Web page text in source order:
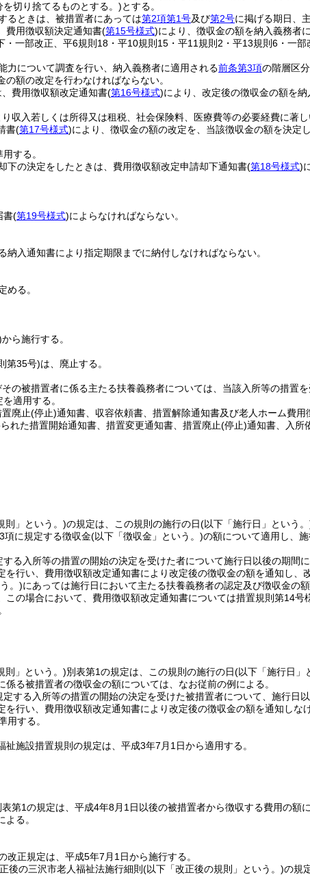
切り捨てるものとする。)とする。
るときは、被措置者にあっては第2項第1号及び第2号に掲げる期日、
費用徴収額決定通知書(第15号様式)により、徴収金の額を納入義務者
一部改正、平6規則18・平10規則15・平11規則2・平13規則6・一部
力について調査を行い、納入義務者に適用される前条第3項の階層区
額の改定を行わなければならない。
費用徴収額改定通知書(第16号様式)により、改定後の徴収金の額を
収入若しくは所得又は租税、社会保険料、医療費等の必要経費に著
書(第17号様式)により、徴収金の額の改定を、当該徴収金の額を決定
する。
下の決定をしたときは、費用徴収額改定申請却下通知書(第18号様式)
書(第19号様式)によらなければならない。
入通知書により指定期限までに納付しなければならない。
める。
から施行する。
第35号)は、廃止する。
の被措置者に係る主たる扶養義務者については、当該入所等の措置
適用する。
廃止(停止)通知書、収容依頼書、措置解除通知書及び老人ホーム費用
れた措置開始通知書、措置変更通知書、措置廃止(停止)通知書、入所
則」という。)の規定は、この規則の施行の日(以下「施行日」という
項に規定する徴収金(以下「徴収金」という。)の額について適用し、
る入所等の措置の開始の決定を受けた者について施行日以後の期間
行い、費用徴収額改定通知書により改定後の徴収金の額を通知し、
。)にあっては施行日において主たる扶養義務者の認定及び徴収金の
この場合において、費用徴収額改定通知書については措置規則第14号
則」という。)別表第1の規定は、この規則の施行の日(以下「施行日」
る被措置者の徴収金の額については、なお従前の例による。
する入所等の措置の開始の決定を受けた被措置者について、施行日
行い、費用徴収額改定通知書により改定後の徴収金の額を通知しな
用する。
施設措置規則の規定は、平成3年7月1日から適用する。
第1の規定は、平成4年8月1日以後の被措置者から徴収する費用の額
る。
改正規定は、平成5年7月1日から施行する。
後の三沢市老人福祉法施行細則 (以下「改正後の規則」という。)の規